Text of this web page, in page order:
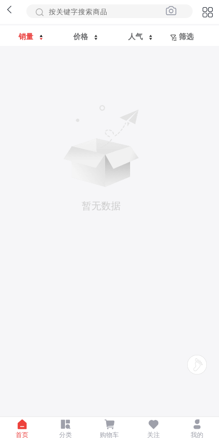
销量 价格 人气 筛选
暂无数据
首页 分类 购物车 关注 我的